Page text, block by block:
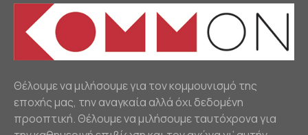
Θέλουμε να μιλήσουμε για τον κομμουνισμό της
εποχής μας, την αναγκαία αλλά όχι δεδομένη
προοπτική. Θέλουμε να μιλήσουμε ταυτόχρονα για